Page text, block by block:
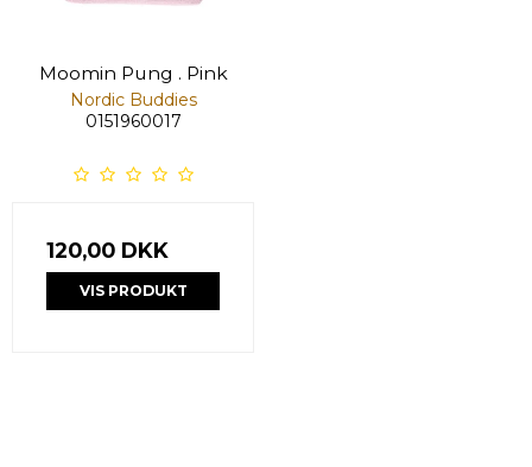
Moomin Pung . Pink
Nordic Buddies
0151960017
120,00 DKK
VIS PRODUKT